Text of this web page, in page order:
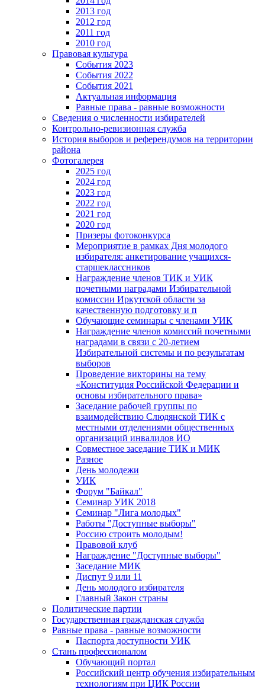
2013 год
2012 год
2011 год
2010 год
Правовая культура
События 2023
События 2022
События 2021
Актуальная информация
Равные права - равные возможности
Сведения о численности избирателей
Контрольно-ревизионная служба
История выборов и референдумов на территории
района
Фотогалерея
2025 год
2024 год
2023 год
2022 год
2021 год
2020 год
Призеры фотоконкурса
Мероприятие в рамках Дня молодого
избирателя: анкетирование учащихся-
старшеклассников
Награждение членов ТИК и УИК
почетными наградами Избирательной
комиссии Иркутской области за
качественную подготовку и п
Обучающие семинары с членами УИК
Награждение членов комиссий почетными
наградами в связи с 20-летием
Избирательной системы и по результатам
выборов
Проведение викторины на тему
«Конституция Российской Федерации и
основы избирательного права»
Заседание рабочей группы по
взаимодействию Слюдянской ТИК с
местными отделениями общественных
организаций инвалидов ИО
Совместное заседание ТИК и МИК
Разное
День молодежи
УИК
Форум "Байкал"
Семинар УИК 2018
Семинар "Лига молодых"
Работы "Доступные выборы"
Россию строить молодым!
Правовой клуб
Награждение "Доступные выборы"
Заседание МИК
Диспут 9 или 11
День молодого избирателя
Главный Закон страны
Политические партии
Государственная гражданская служба
Равные права - равные возможности
Паспорта доступности УИК
Стань профессионалом
Обучающий портал
Российский центр обучения избирательным
технологиям при ЦИК России